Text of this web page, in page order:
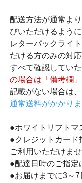
配送方法が通常よ
びいただけるように
レターパックライ
だける方のみの対
すべて確認していた
の場合は「備考欄
記載がない場合は
通常送料がかかりま
●ホワイトリフトマ
●クレジットカード
ご利用いただけませ
●配達日時のご指定
●お届けまでに3～7